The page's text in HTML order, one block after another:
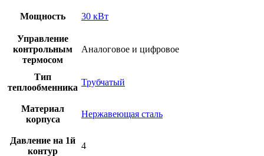
Мощность 30 кВт
Управление
контрольным
термосом
Аналоговое и цифровое
Тип
теплообменника
Трубчатый
Материал
корпуса
Нержавеющая сталь
Давление на 1й
контур
4